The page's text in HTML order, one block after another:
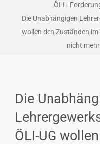
KREIDEKREIS
RECHT
VERANSTALTUNGEN
ÖLI -
Die Unabhängigen
wollen den Zuständen
nicht
Die
ÖLI-UG